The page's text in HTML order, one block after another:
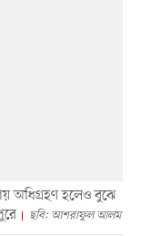
অধিগ্রহণ হলেও বুঝে
ছবি: আশরাফুল আলম